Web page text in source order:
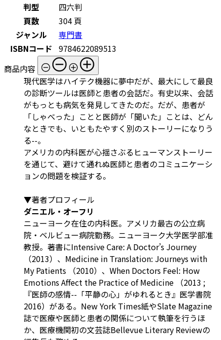
判型
四六判
頁数
304 頁
ジャンル
専門書
ISBNコード 9784622089513
商品内容
現代医学はハイテク機器に夢中だが、最大にして最良
の診断ツールは医師と患者の会話だ。有史以来、会話
がもっとも病気を発見してきたのだ。だが、患者が
「しゃべった」ことと医師が「聞いた」ことは、どん
なときでも、いともたやすく別のストーリーになりう
る--。
アメリカの内科医が心揺さぶるヒューマンストーリー
を通じて、避けて通れぬ医師と患者のコミュニケーシ
ョンの問題を検証する。
▼著者プロフィール
ダニエル・オーフリ
ニューヨーク在住の内科医。アメリカ最古の公立病
院・ベルビュー病院勤務。ニューヨーク大学医学部准
教授。著書にIntensive Care: A Doctor’s Journey
（2013）、Medicine in Translation: Journeys with
My Patients （2010）、When Doctors Feel: How
Emotions Affect the Practice of Medicine （2013 ;
『医師の感情--「平静の心」がゆれるとき』医学書院
2016）がある。New York Times紙やSlate Magazine
誌で医療や医師と患者の関係について執筆を行うほ
か、医療機関初の文芸誌Bellevue Literary Reviewの